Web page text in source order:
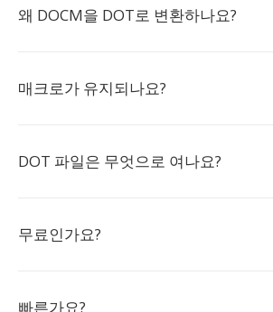
왜 DOCM을 DOT로 변환하나요?
매크로가 유지되나요?
DOT 파일은 무엇으로 여나요?
무료인가요?
빠른가요?